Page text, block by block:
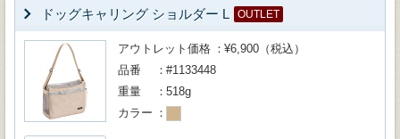
ドッグキャリング ショルダー L OUTLET
アウトレット価格
¥6,900（税込）
品番
#1133448
重量
518g
カラー